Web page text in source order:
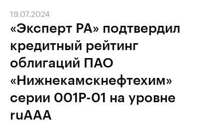
«Эксперт РА» подтвердил
кредитный рейтинг
облигаций ПАО
«Нижнекамскнефтехим»
серии 001Р-01 на уровне
ruАAA
19.07.2024